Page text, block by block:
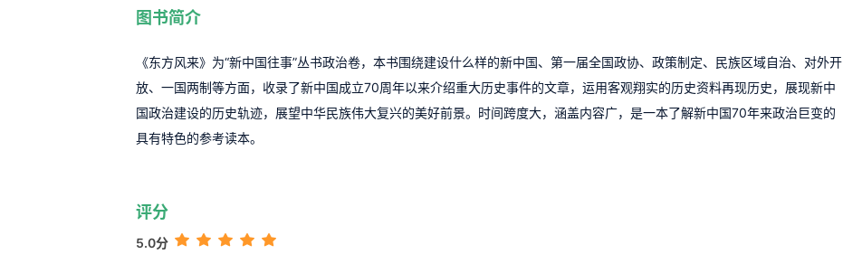
图书简介
《东方风来》为“新中国往事”丛书政治卷，本书围绕建设什么样的新中国、第一届全国政协、政策制定、民族区域自治、对外开
放、一国两制等方面，收录了新中国成立70周年以来介绍重大历史事件的文章，运用客观翔实的历史资料再现历史，展现新中
国政治建设的历史轨迹，展望中华民族伟大复兴的美好前景。时间跨度大，涵盖内容广，是一本了解新中国70年来政治巨变的
具有特色的参考读本。
评分
5.0分